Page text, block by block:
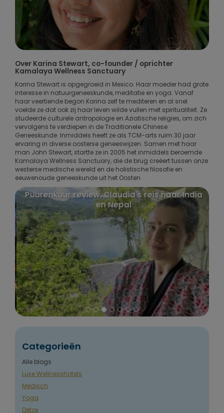
Over Karina Stewart, co-founder / oprichter
Kamalaya Wellness Sanctuary
Karina Stewart is opgegroeid in Mexico. Haar moeder had grote
interesse in natuurgeneeskunde, meditatie en yoga. Vanaf
haar veertiende begon Karina zelf te mediteren en al snel
voelde ze dat ook zij haar leven wilde vullen met spiritualiteit. Ze
studeerde culturele antropologie en Aziatische religies, om zich
vervolgens te verdiepen in de Traditionele Chinese
Geneeskunde. Inmiddels heeft ze als TCM-arts ruim 30 jaar
ervaring in diverse oosterse geneeswijzen. Samen met haar
man John Stewart, startte ze in 2005 het inmiddels beroemde
Kamalaya Wellness Sanctuary, die de brug creëert tussen onze
westerse medische wereld en de holistische filosofie en
eeuwenoude geneeskunde uit het Oosten.
Puurenkuur review: Claudia's reis naar India
en Nepal
Categorieën
Alle blogs
Luxe Wellnesshotels
Medisch
Yoga
Detox